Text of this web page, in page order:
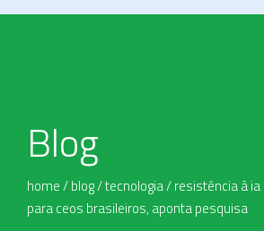
Blog
home/blog/tecnologia/resistência à
para ceos brasileiros, aponta pesquisa